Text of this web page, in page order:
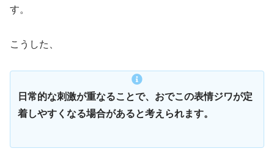
す。
こうした、
日常的な刺激が重なることで、おでこの表情ジワが定
着しやすくなる場合があると考えられます。